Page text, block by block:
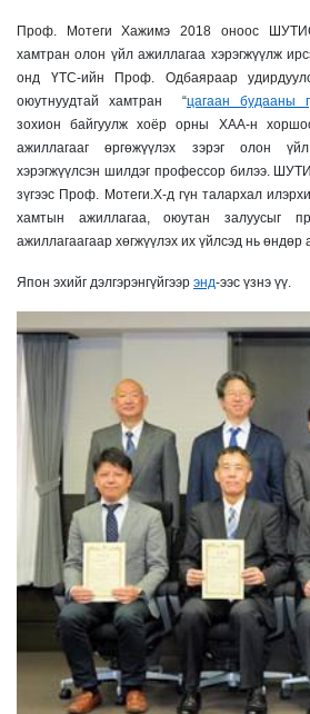
Проф. Мотеги Хажимэ 2018 оноос
хамтран олон үйл ажиллагаа хэрэгжүүлж
онд ҮТС-ийн Проф. Одбаяраар
оюутнуудтай хамтран “цагаан будааны
зохион байгуулж хоёр орны ХАА-н
ажиллагааг өргөжүүлэх зэрэг олон
хэрэгжүүлсэн шилдэг профессор билээ.
зүгээс Проф. Мотеги.Х-д гүн талархал
хамтын ажиллагаа, оюутан залуусыг
ажиллагаагаар хөгжүүлэх их үйлсэд нь
Япон эхийг дэлгэрэнгүйгээр энд-ээс үзнэ үү.